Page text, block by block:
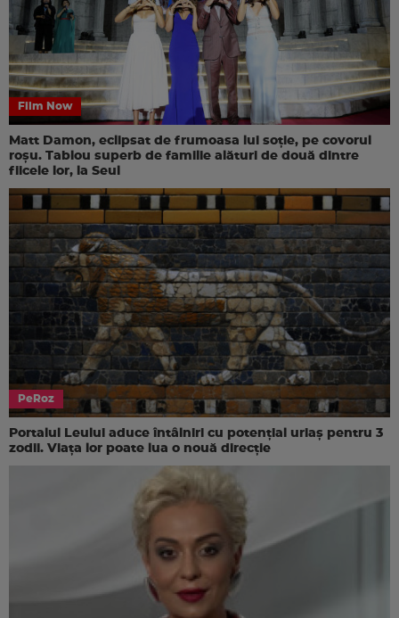
Film Now
Matt Damon, eclipsat de frumoasa lui soție, pe covorul
roșu. Tablou superb de familie alături de două dintre
fiicele lor, la Seul
PeRoz
Portalul Leului aduce întâlniri cu potențial uriaș pentru 3
zodii. Viața lor poate lua o nouă direcție